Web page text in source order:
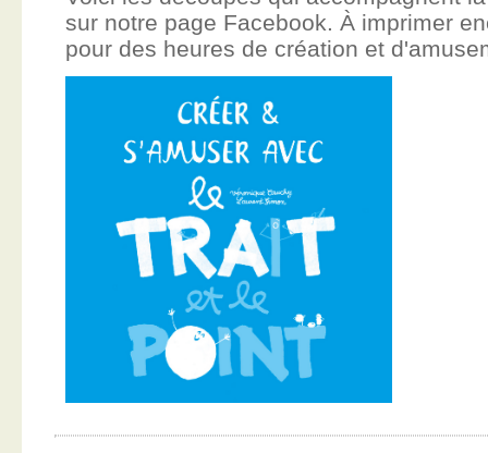
sur notre page Facebook. À imprimer
pour des heures de création et